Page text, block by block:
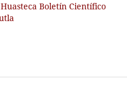
Boletín Científico